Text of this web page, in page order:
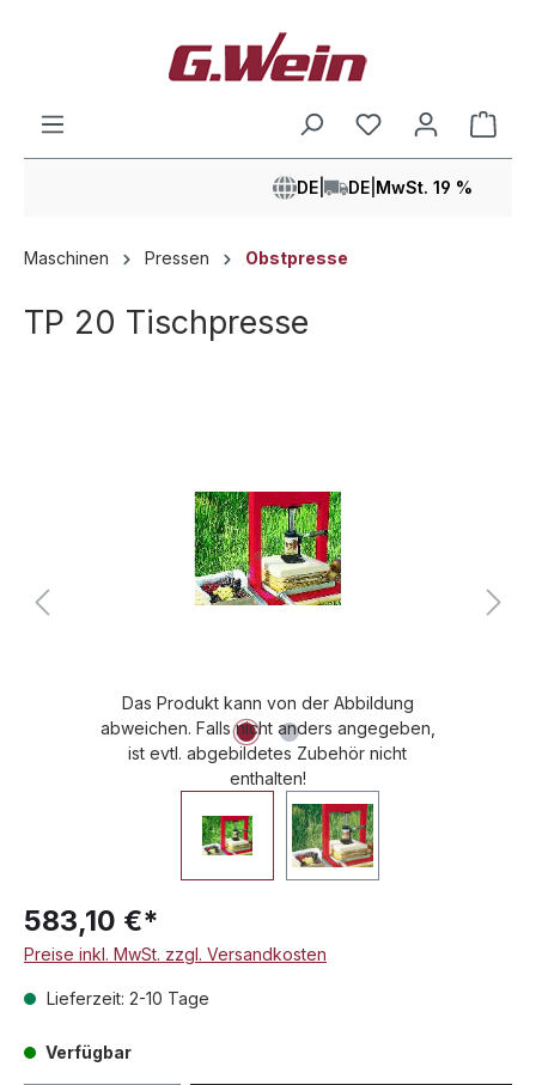
DE DE MwSt. 19 %
Maschinen Pressen Obstpresse
TP 20 Tischpresse
Das Produkt kann von der Abbildung
abweichen. Falls nicht anders angegeben,
ist evtl. abgebildetes Zubehör nicht
enthalten!
583,10 €*
Preise inkl. MwSt. zzgl. Versandkosten
Lieferzeit: 2-10 Tage
Verfügbar